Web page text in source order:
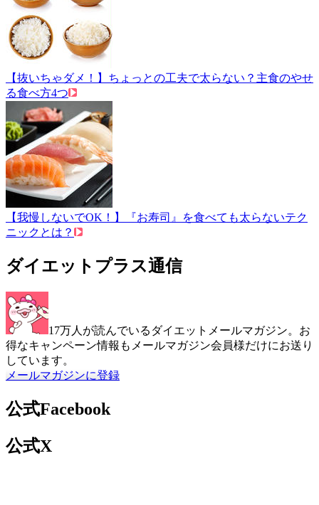
【抜いちゃダメ！】ちょっとの工夫で太らない？主食のやせ
る食べ方4つ
【我慢しないでOK！】『お寿司』を食べても太らないテク
ニックとは？
ダイエットプラス通信
17万人が読んでいるダイエットメールマガジン。お
得なキャンペーン情報もメールマガジン会員様だけにお送り
しています。
メールマガジンに登録
公式Facebook
公式X